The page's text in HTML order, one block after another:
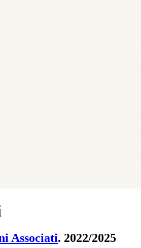
Associati. 2022/2025